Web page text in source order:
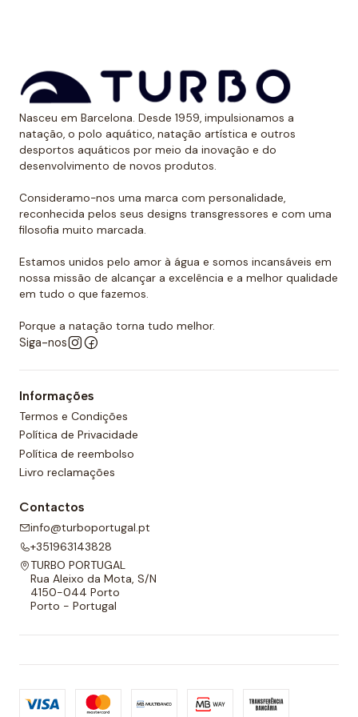
muito tempo sem sofrer desgaste.
Uso recomendado de calção para
polo aquático
Da Turbo recomendamos usar o calção para praticar
polo aquático ou treinar natação. Como se encaixa
perfeitamente no corpo, dificulta que o jogador de
polo aquático seja agarrado pelos rivais, algo de vital
importância. Além disso, nossos calções não arrastam
água durante o movimento, melhorando a mobilidade
do homem que os usa. É por isso que eles podem ser
usados sem qualquer problema para natação ou
desportos aquáticos semelhantes.
Além disso, todos os calções de polo aquático têm
um forro completo na frente e nas costas e um
cordão ajustável para melhor adaptabilidade.
Nasceu em Barcelona. Desde 1959, impulsionamos a
natação, o polo aquático, natação artística e outros
desportos aquáticos por meio da inovação e do
desenvolvimento de novos produtos.
Consideramo-nos uma marca com personalidade,
reconhecida pelos seus designs transgressores e com uma
filosofia muito marcada.
Estamos unidos pelo amor à água e somos incansáveis em
nossa missão de alcançar a excelência e a melhor qualidade
em tudo o que fazemos.
Porque a natação torna tudo melhor.
Siga-nos
Informações
Termos e Condições
Política de Privacidade
Política de reembolso
Livro reclamações
Contactos
info@turboportugal.pt
+351963143828
TURBO PORTUGAL
Rua Aleixo da Mota, S/N
4150-044 Porto
Porto - Portugal